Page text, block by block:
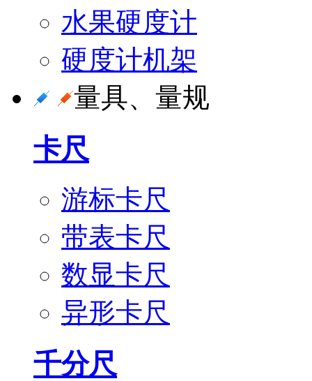
水果硬度计
硬度计机架
量具、量规
卡尺
游标卡尺
带表卡尺
数显卡尺
异形卡尺
千分尺